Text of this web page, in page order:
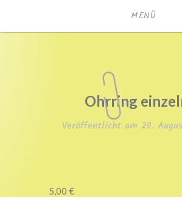
MENÜ
texthagel.de
Ohrring
Veröffentlicht am 20.
5,00 €